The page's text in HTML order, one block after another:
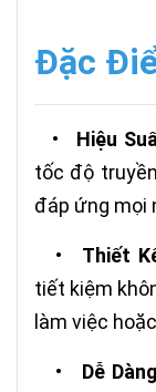
Đặc
• Hiệu
tốc độ
đáp ứng mọi
• Thiết
tiết kiệm
làm việc
• Dễ